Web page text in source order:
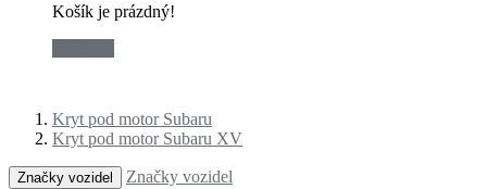
Košík je prázdný!
Kryt pod motor Subaru
Kryt pod motor Subaru XV
Značky vozidel Značky vozidel